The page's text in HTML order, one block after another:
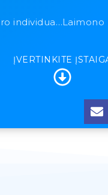
L. Pipiro individuali įmonė
ĮVERTINKITE